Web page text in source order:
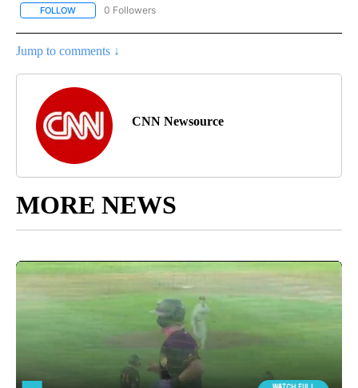
FOLLOW FOLLOW "CNN-SPANISH" TO RECEIVE NOTIFICATIONS ABOUT
0 Followers
Jump to comments ↓
CNN Newsource
MORE NEWS